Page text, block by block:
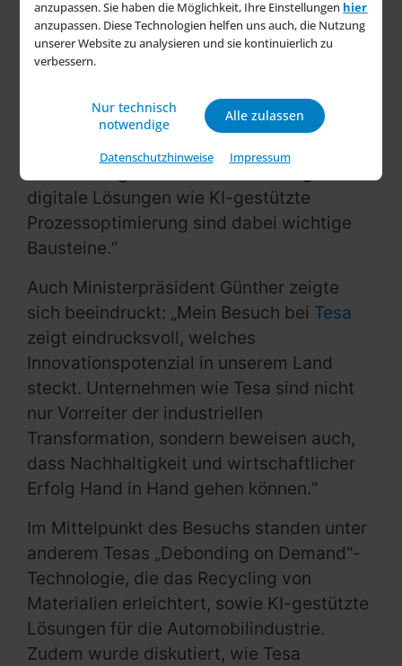
anzupassen. Sie haben die Möglichkeit, Ihre Einstellungen hier
anzupassen. Diese Technologien helfen uns auch, die Nutzung
unserer Website zu analysieren und sie kontinuierlich zu
verbessern.
Nur technisch
notwendige
Alle zulassen
Datenschutzhinweise Impressum
Bedeutung“, erklärte Dr. Ingrid Sebald,
Vorständin Technologie bei Tesa. „Wir
setzen dabei auf innovative Technologien,
die uns helfen, unsere Prozesse zu
optimieren und gleichzeitig unseren
ökologischen Fußabdruck zu minimieren.
digitale Lösungen wie KI-gestützte
Prozessoptimierung sind dabei wichtige
Bausteine.“
Auch Ministerpräsident Günther zeigte
sich beeindruckt: „Mein Besuch bei Tesa
zeigt eindrucksvoll, welches
Innovationspotenzial in unserem Land
steckt. Unternehmen wie Tesa sind nicht
nur Vorreiter der industriellen
Transformation, sondern beweisen auch,
dass Nachhaltigkeit und wirtschaftlicher
Erfolg Hand in Hand gehen können.“
Im Mittelpunkt des Besuchs standen unter
anderem Tesas „Debonding on Demand“-
Technologie, die das Recycling von
Materialien erleichtert, sowie KI-gestützte
Lösungen für die Automobilindustrie.
Zudem wurde diskutiert, wie Tesa